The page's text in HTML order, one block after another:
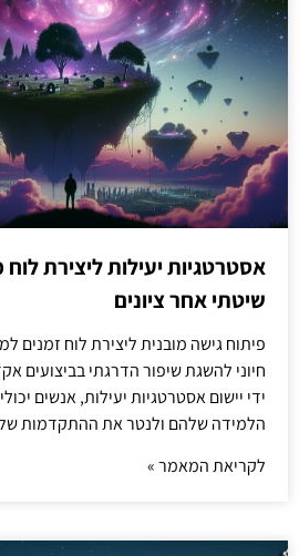
אסטרטגיות יעילות ליצירת
שיטתי אחר ציונים
פיתוח גישה מובנית ליצירת לוח זמנים
חיוני להשגת שיפור הדרגתי בביצועים
ידי יישום אסטרטגיות יעילות, אנשים
הלמידה שלהם ולנטר את ההתקדמות
לקריאת המאמר »